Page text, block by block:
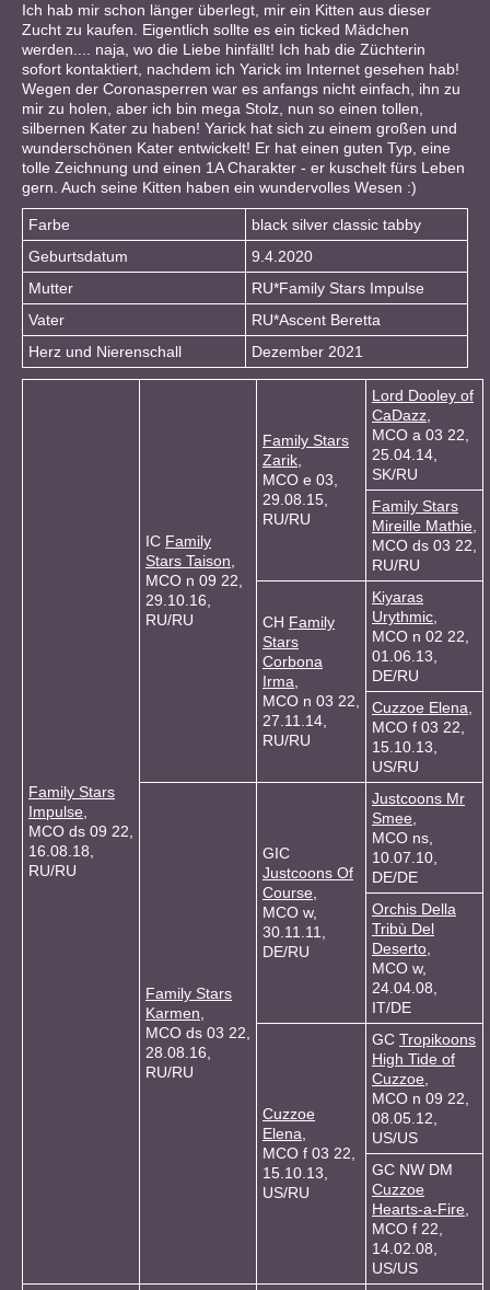
Ich hab mir schon länger überlegt, mir ein Kitten aus dieser
Zucht zu kaufen. Eigentlich sollte es ein ticked Mädchen
werden.... naja, wo die Liebe hinfällt! Ich hab die Züchterin
sofort kontaktiert, nachdem ich Yarick im Internet gesehen hab!
Wegen der Coronasperren war es anfangs nicht einfach, ihn zu
mir zu holen, aber ich bin mega Stolz, nun so einen tollen,
silbernen Kater zu haben! Yarick hat sich zu einem großen und
wunderschönen Kater entwickelt! Er hat einen guten Typ, eine
tolle Zeichnung und einen 1A Charakter - er kuschelt fürs Leben
gern. Auch seine Kitten haben ein wundervolles Wesen :)
Farbe
black silver classic tabby
Geburtsdatum
9.4.2020
Mutter
RU*Family Stars Impulse
Vater
RU*Ascent Beretta
Herz und Nierenschall
Dezember 2021
Family Stars
Impulse,
MCO ds 09 22,
16.08.18,
RU/RU
IC Family
Stars Taison,
MCO n 09 22,
29.10.16,
RU/RU
Family Stars
Zarik,
MCO e 03,
29.08.15,
RU/RU
Lord Dooley of
CaDazz,
MCO a 03 22,
25.04.14,
SK/RU
Family Stars
Mireille Mathie,
MCO ds 03 22,
RU/RU
CH Family
Stars
Corbona
Irma,
MCO n 03 22,
27.11.14,
RU/RU
Kiyaras
Urythmic,
MCO n 02 22,
01.06.13,
DE/RU
Cuzzoe Elena,
MCO f 03 22,
15.10.13,
US/RU
Family Stars
Karmen,
MCO ds 03 22,
28.08.16,
RU/RU
GIC
Justcoons Of
Course,
MCO w,
30.11.11,
DE/RU
Justcoons Mr
Smee,
MCO ns,
10.07.10,
DE/DE
Orchis Della
Tribù Del
Deserto,
MCO w,
24.04.08,
IT/DE
Cuzzoe
Elena,
MCO f 03 22,
15.10.13,
US/RU
GC Tropikoons
High Tide of
Cuzzoe,
MCO n 09 22,
08.05.12,
US/US
GC NW DM
Cuzzoe
Hearts-a-Fire,
MCO f 22,
14.02.08,
US/US